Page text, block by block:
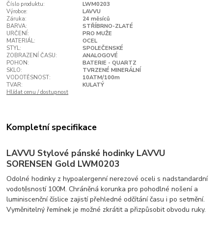
Číslo produktu:
LWM0203
Výrobce:
LAVVU
Záruka:
24 měsíců
BARVA:
STŘÍBRNO-ZLATÉ
URČENÍ:
PRO MUŽE
MATERIÁL:
OCEL
STYL:
SPOLEČENSKÉ
ZOBRAZENÍ ČASU:
ANALOGOVÉ
POHON:
BATERIE - QUARTZ
SKLO:
TVRZENÉ MINERÁLNÍ
VODOTĚSNOST:
10ATM/100m
TVAR:
KULATÝ
Hlídat cenu / dostupnost
Kompletní specifikace
LAVVU Stylové pánské hodinky LAVVU
SORENSEN Gold LWM0203
Odolné hodinky z hypoalergenní nerezové oceli s nadstandardní
vodotěsností 100M. Chráněná korunka pro pohodlné nošení a
luminiscenční číslice zajistí přehledné odčítání času i po setmění.
Vyměnitelný řemínek je možné zkrátit a přizpůsobit obvodu ruky.